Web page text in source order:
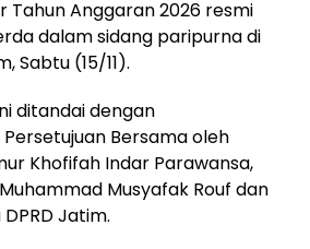
Tahun Anggaran 2026 resmi
dalam sidang paripurna di
Sabtu (15/11).
ditandai dengan
Bersama oleh
Khofifah Indar Parawansa,
Musyafak Rouf dan
Jatim.